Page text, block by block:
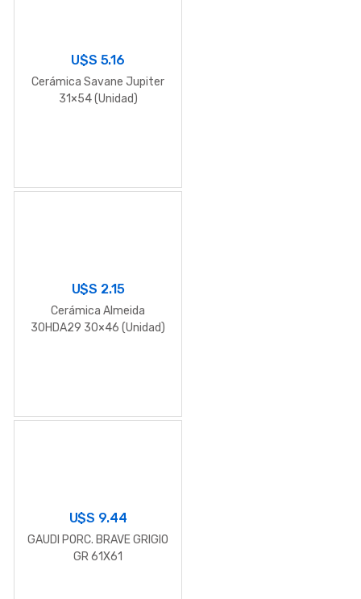
U$S 5.16
Cerámica Savane Jupiter
31×54 (Unidad)
U$S 2.15
Cerámica Almeida
30HDA29 30×46 (Unidad)
U$S 9.44
GAUDI PORC. BRAVE GRIGIO
GR 61X61